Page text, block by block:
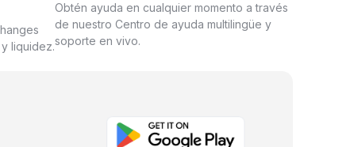
liquidez.
Obtén ayuda en cualquier momento a través
de nuestro Centro de ayuda multilingüe y
soporte en vivo.